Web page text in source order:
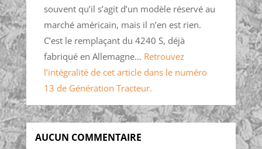
souvent qu’il s’agit d’un modèle réservé au
marché américain, mais il n’en est rien.
C’est le remplaçant du 4240 S, déjà
fabriqué en Allemagne… Retrouvez
l’intégralité de cet article dans le numéro
13 de Génération Tracteur.
AUCUN COMMENTAIRE